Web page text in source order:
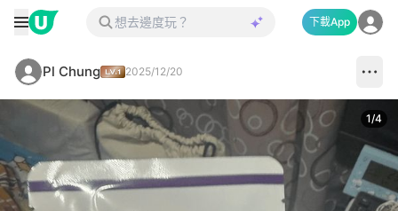
下載App
Pl Chung 2025/12/20
1/4